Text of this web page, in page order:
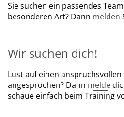
Sie suchen ein passendes
besonderen Art? Dann melden
Wir suchen dich!
Lust auf einen
angesprochen? Dann melde
schaue einfach beim Training